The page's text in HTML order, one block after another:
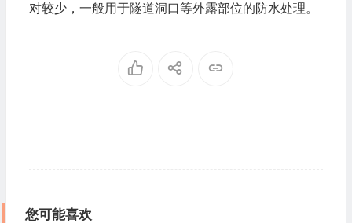
对较少，一般用于隧道洞口等外露部位的防水处理。
您可能喜欢